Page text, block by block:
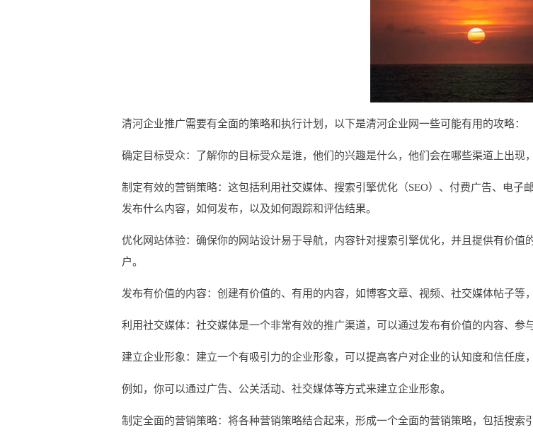
清河企业推广需要有全面的策略和执行计划，以下是清河企业网一些可能有用的攻略：
确定目标受众：了解你的目标受众是谁，他们的兴趣是什么，他们会在哪些渠道上出现
制定有效的营销策略：这包括利用社交媒体、搜索引擎优化（SEO）、付费广告、电
发布什么内容，如何发布，以及如何跟踪和评估结果。
优化网站体验：确保你的网站设计易于导航，内容针对搜索引擎优化，并且提供有价
户。
发布有价值的内容：创建有价值的、有用的内容，如博客文章、视频、社交媒体帖子等
利用社交媒体：社交媒体是一个非常有效的推广渠道，可以通过发布有价值的内容、参
建立企业形象：建立一个有吸引力的企业形象，可以提高客户对企业的认知度和信任度
例如，你可以通过广告、公关活动、社交媒体等方式来建立企业形象。
制定全面的营销策略：将各种营销策略结合起来，形成一个全面的营销策略，包括搜